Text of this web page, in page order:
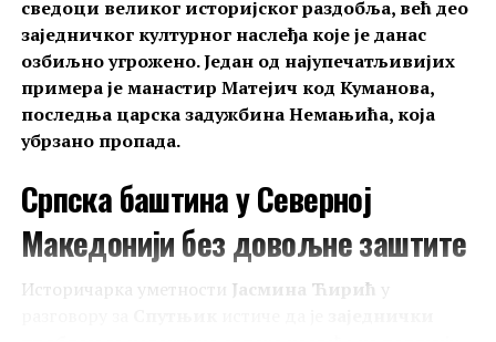
сведоци великог историјског раздобља, већ део
заједничког културног наслеђа које је данас
озбиљно угрожено. Један од најупечатљивијих
примера је манастир Матејич код Куманова,
последња царска задужбина Немањића, која
убрзано пропада.
Српска баштина у Северној
Македонији без довољне заштите
Историчарка уметности Јасмина Ћирић у